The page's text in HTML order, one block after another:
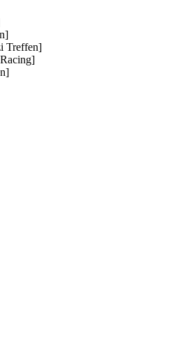
Treffen]